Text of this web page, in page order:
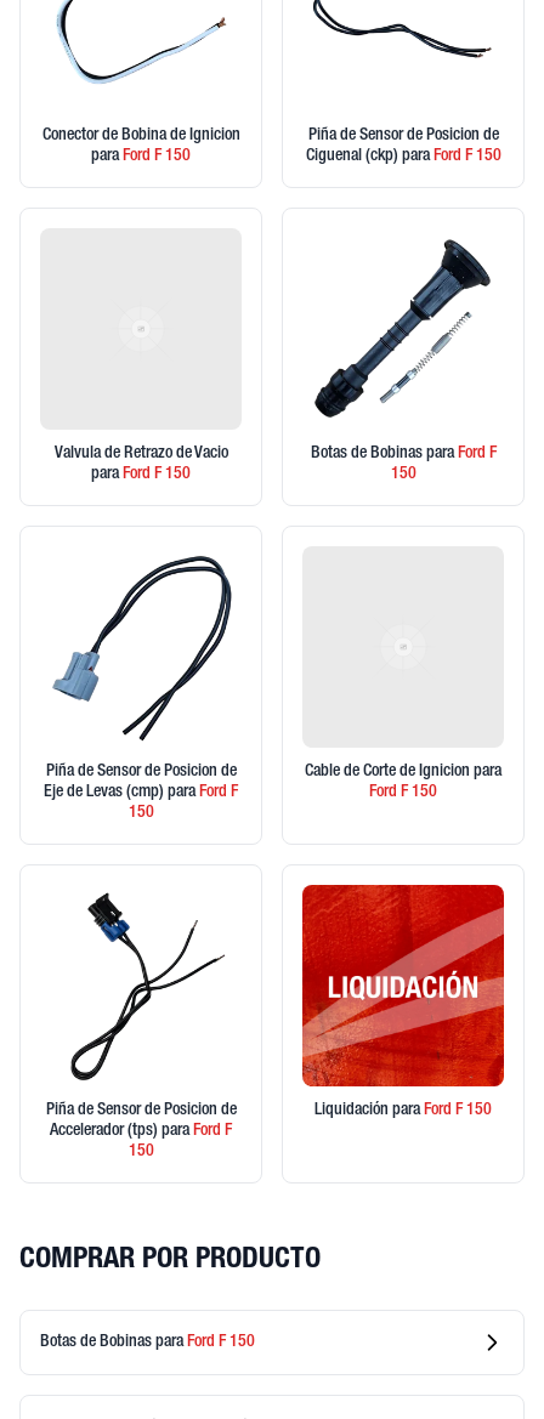
Conector de Bobina de Ignicion
paraFord F 150
Piña de Sensor de Posicion de
Ciguenal (ckp) paraFord F 150
Valvula de Retrazo de Vacio
paraFord F 150
Botas de Bobinas paraFord F
150
Piña de Sensor de Posicion de
Eje de Levas (cmp) paraFord F
150
Cable de Corte de Ignicion para
Ford F 150
Piña de Sensor de Posicion de
Accelerador (tps) paraFord F
150
Liquidación paraFord F 150
COMPRAR POR PRODUCTO
Botas de Bobinas para Ford F 150